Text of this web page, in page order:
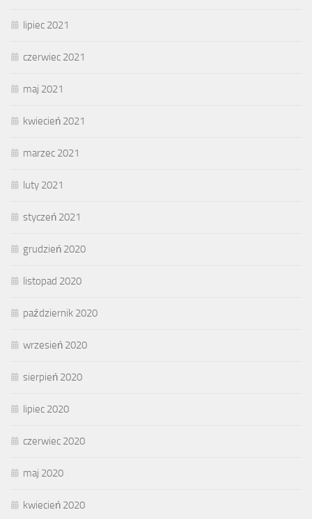
lipiec 2021
czerwiec 2021
maj 2021
kwiecień 2021
marzec 2021
luty 2021
styczeń 2021
grudzień 2020
listopad 2020
październik 2020
wrzesień 2020
sierpień 2020
lipiec 2020
czerwiec 2020
maj 2020
kwiecień 2020